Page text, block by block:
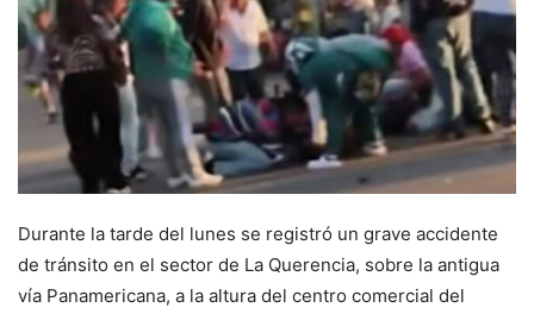
Durante la tarde del lunes se registró un grave accidente
de tránsito en el sector de La Querencia, sobre la antigua
vía Panamericana, a la altura del centro comercial del